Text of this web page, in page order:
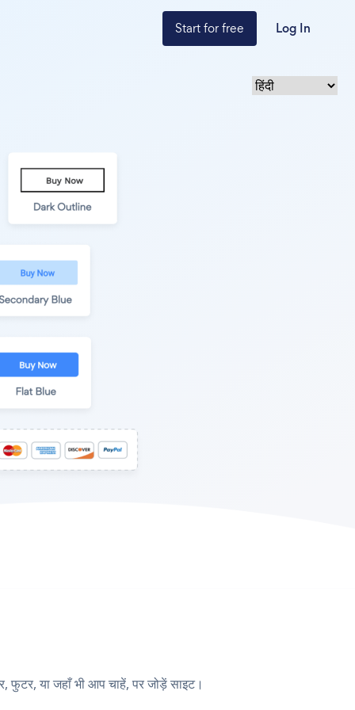
Start for free Log In
या जहाँ भी आप चाहें, पर जोड़ें साइट।